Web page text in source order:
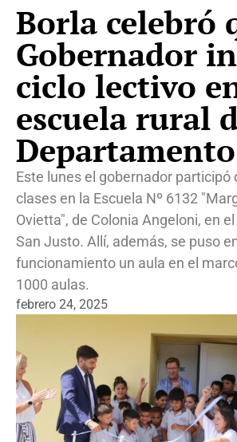
Borla celebró
Gobernador
ciclo lectivo
escuela rural
Departamento
Este lunes el gobernador participó
clases en la Escuela Nº 6132
Ovietta", de Colonia Angeloni, en
San Justo. Allí, además, se puso
funcionamiento un aula en el
1000 aulas.
febrero 24, 2025